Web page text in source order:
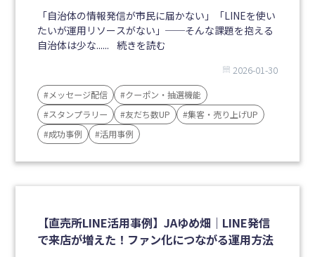
「自治体の情報発信が市民に届かない」「LINEを使い
たいが運用リソースがない」──そんな課題を抱える
自治体は少な...... 続きを読む
2026-01-30
#メッセージ配信
#クーポン・抽選機能
#スタンプラリー
#友だち数UP
#集客・売り上げUP
#成功事例
#活用事例
【直売所LINE活用事例】JAゆめ畑｜LINE発信
で来店が増えた！ファン化につながる運用方法